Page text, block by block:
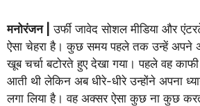
मनोरंजन |
उर्फी जावेद सोशल मीडिया और
ऐसा चेहरा है। कुछ समय पहले तक उन्हें अपने
खूब चर्चा बटोरते हुए देखा गया। पहले वह
आती थी लेकिन अब धीरे-धीरे उन्होंने अपना
लगा लिया है। वह अक्सर ऐसा कुछ ना कुछ